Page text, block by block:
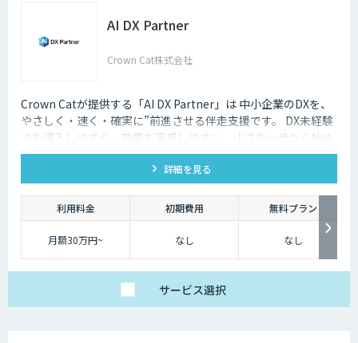
AI DX Partner
Crown Cat株式会社
Crown Catが提供する「AI DX Partner」は 中小企業のDXを、
やさしく・速く・確実に”前進させる伴走支援です。 DX未経験
でも導入しやすく、効果を実感しやすい、小さな一歩から始め
るDX支援サービスです。 AI DX Partnerは、大手企業のDX支援
で培ったノウハウをベースに、 地方・中小企業のための“現実
的なDX”を設計・実装・運用まで一貫して支援いたします。 私
たちは、コンサル×開発×AIの力で、現場に寄り添った 『ちょ
うどいいDX』を実現します。
詳細を見る
利用料金 初期費用 無料プラン
月額30万円~ なし なし
サービス選択